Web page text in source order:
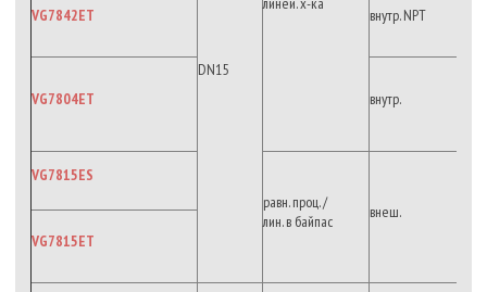
DN15
VG7842ET внутр. NPT
VG7804ET внутр.
VG7815ES
равн. проц. /
лин. в байпас
внеш.
VG7815ET